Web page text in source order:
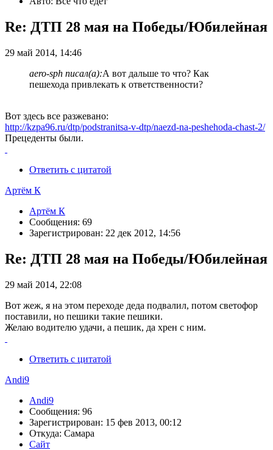
Re: ДТП 28 мая на Победы/Юбилейная
29 май 2014, 14:46
aero-sph писал(а):А вот дальше то что? Как
пешехода привлекать к ответственности?
Вот здесь все разжевано:
http://kzpa96.ru/dtp/podstranitsa-v-dtp/naezd-na-peshehoda-chast-2/
Прецеденты были.
Ответить с цитатой
Артём К
Артём К
Сообщения: 69
Зарегистрирован: 22 дек 2012, 14:56
Re: ДТП 28 мая на Победы/Юбилейная
29 май 2014, 22:08
Вот жеж, я на этом переходе деда подвалил, потом светофор
поставили, но пешики такие пешики.
Желаю водителю удачи, а пешик, да хрен с ним.
Ответить с цитатой
Andi9
Andi9
Сообщения: 96
Зарегистрирован: 15 фев 2013, 00:12
Откуда: Самара
Сайт